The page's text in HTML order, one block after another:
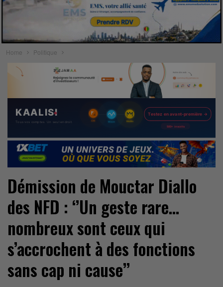
Home Politique
Démission de Mouctar Diallo
des NFD : ‘’Un geste rare…
nombreux sont ceux qui
s’accrochent à des fonctions
sans cap ni cause’’